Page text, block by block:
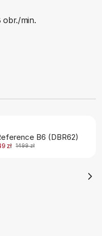
obr./min.
B6 (DBR62)
zł 1499 zł